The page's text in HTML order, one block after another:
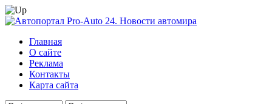
Главная
О сайте
Реклама
Контакты
Карта сайта